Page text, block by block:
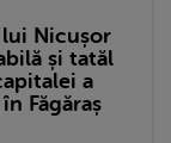
Nicușor
și tatăl
a
Făgăraș